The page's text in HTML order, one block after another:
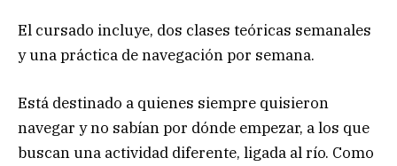
El cursado incluye, dos clases teóricas semanales
y una práctica de navegación por semana.
Está destinado a quienes siempre quisieron
navegar y no sabían por dónde empezar, a los que
buscan una actividad diferente, ligada al río. Como